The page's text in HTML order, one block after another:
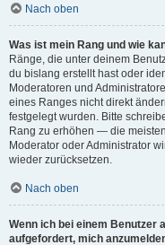
Nach oben
Was ist mein Rang und wie
Ränge, die unter deinem
du bislang erstellt hast oder
Moderatoren und
eines Ranges nicht direkt
festgelegt wurden. Bitte
Rang zu erhöhen — die
Moderator oder Administrator
wieder zurücksetzen.
Nach oben
Wenn ich bei einem Benutzer
aufgefordert, mich